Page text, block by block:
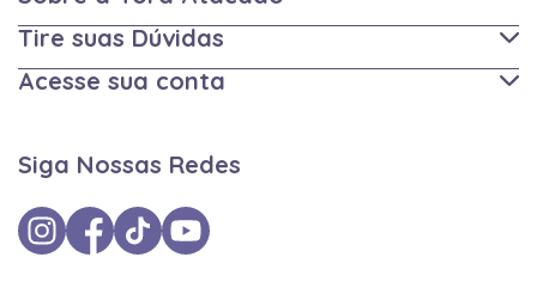
Tire suas Dúvidas
Acesse sua conta
Siga Nossas Redes